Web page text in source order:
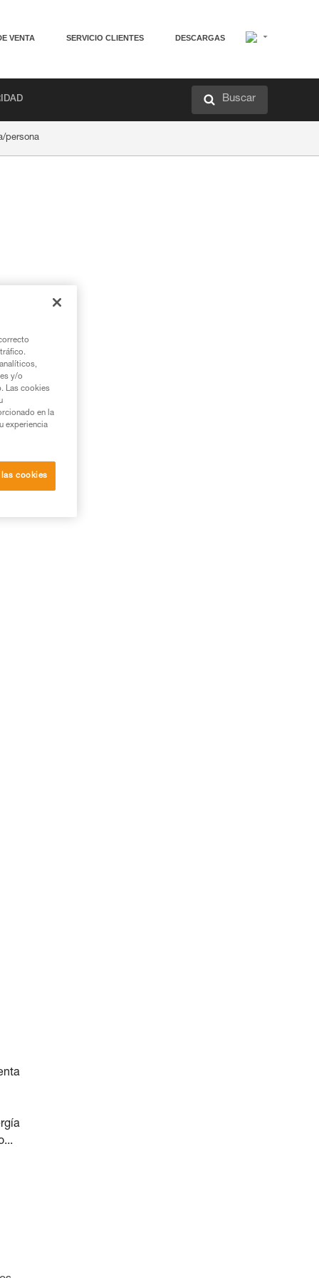
VENTA SERVICIO CLIENTES DESCARGAS
Buscar
persona
y/o
Las cookies
en la
experiencia
cookies